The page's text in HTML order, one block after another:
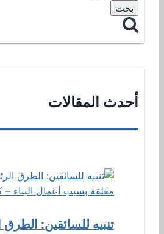
أحدث المقالات
تنبيه للسائقين: